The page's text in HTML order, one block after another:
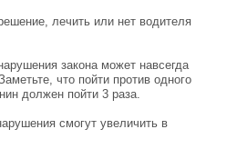
лечить или нет водителя
закона может навсегда
что пойти против одного
должен пойти 3 раза.
смогут увеличить в